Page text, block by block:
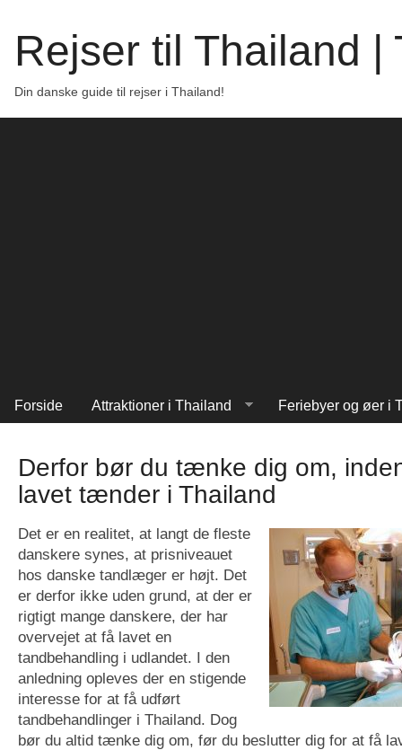
Rejser til Thailand |
Din danske guide til rejser i Thailand!
Forside Attraktioner i Thailand Feriebyer og øer i
Derfor bør du tænke dig om,
lavet tænder i Thailand
Det er en realitet, at langt de fleste
danskere synes, at prisniveauet
hos danske tandlæger er højt. Det
er derfor ikke uden grund, at der er
rigtigt mange danskere, der har
overvejet at få lavet en
tandbehandling i udlandet. I den
anledning opleves der en stigende
interesse for at få udført
tandbehandlinger i Thailand. Dog
bør du altid tænke dig om, før du beslutter dig for at få